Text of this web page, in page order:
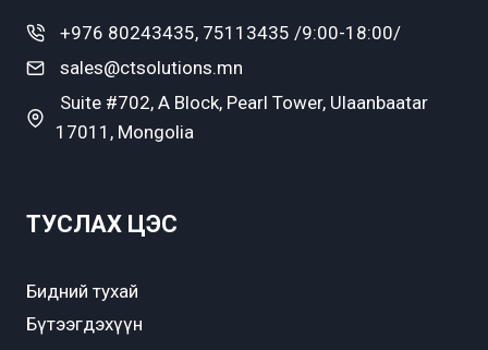
+976 80243435, 75113435 /9:00-18:00/
sales@ctsolutions.mn
Suite #702, A Block, Pearl Tower, Ulaanbaatar
17011, Mongolia
ТУСЛАХ ЦЭС
Бидний тухай
Бүтээгдэхүүн